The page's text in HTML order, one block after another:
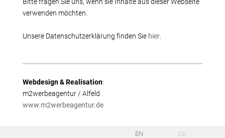
Bitte fragen Sie uns, wenn sie Inhalte aus dieser Webseite
verwenden möchten.
Unsere Datenschutzerklärung finden Sie hier.
Webdesign & Realisation:
m2werbeagentur / Alfeld
www.m2werbeagentur.de
EN DE